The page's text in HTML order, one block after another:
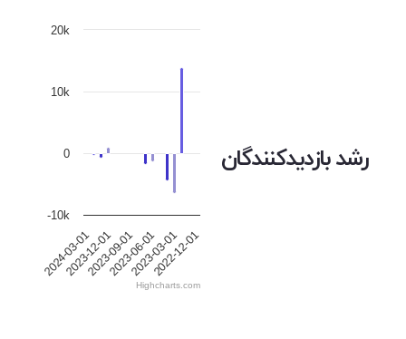
رشد بازدیدکنندگان
2024-03-01
2023-12-01
2023-09-01
2023-06-01
2023-03-01
2022-12-01
-10k
0
10k
20k
Highcharts.com